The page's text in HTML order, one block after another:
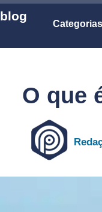
blog
Categorias
O que